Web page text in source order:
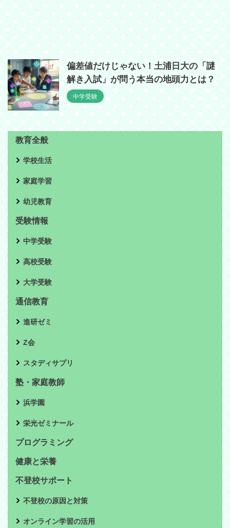
偏差値だけじゃない！土浦日大の「謎
解き入試」が問う本当の地頭力とは？
中学受験
教育全般
学校生活
家庭学習
幼児教育
受験情報
中学受験
高校受験
大学受験
通信教育
進研ゼミ
Z会
スタディサプリ
塾・家庭教師
浜学園
栄光ゼミナール
プログラミング
健康と栄養
不登校サポート
不登校の原因と対策
オンライン学習の活用